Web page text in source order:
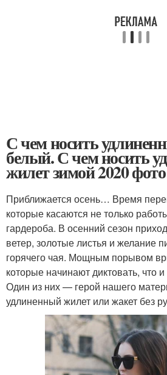
С чем носить
белый. С чем носить
жилет зимой 2020
Приближается осень… Время
которые касаются не только
гардероба. В осенний сезон
ветер, золотые листья и желание
горячего чая. Мощным порывом
которые начинают диктовать, что
Один из них — герой нашего
удлиненный жилет или жакет без